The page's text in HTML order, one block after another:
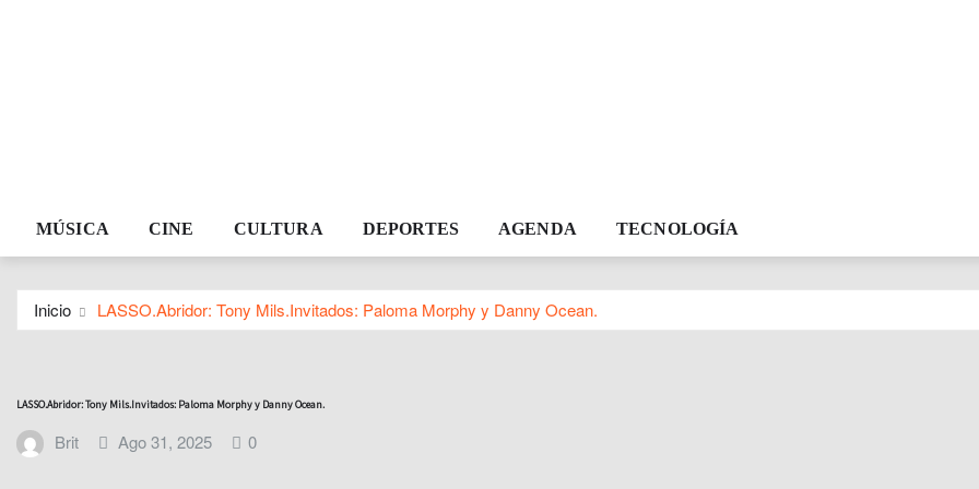
MÚSICA CINE CULTURA DEPORTES AGENDA TECNOLOGÍA
Inicio LASSO.Abridor: Tony Mils.Invitados: Paloma Morphy y Danny Ocean.
LASSO.Abridor: Tony Mils.Invitados: Paloma Morphy y Danny Ocean.
Brit Ago 31, 2025 0